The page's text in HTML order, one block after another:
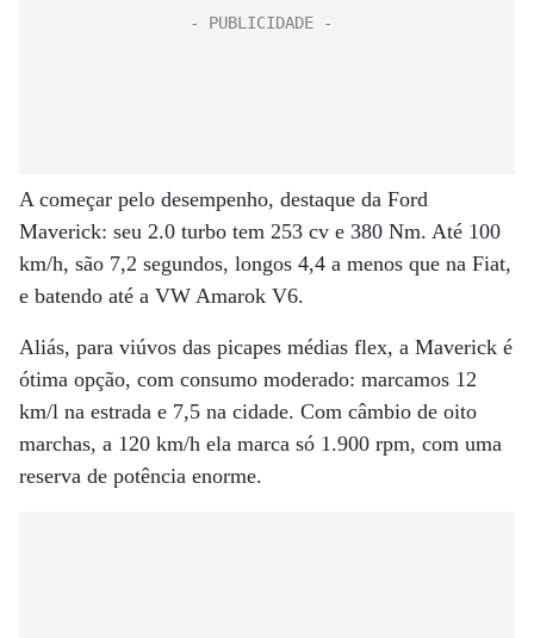
A começar pelo desempenho, destaque da Ford
Maverick: seu 2.0 turbo tem 253 cv e 380 Nm. Até 100
km/h, são 7,2 segundos, longos 4,4 a menos que na Fiat,
e batendo até a VW Amarok V6.
Aliás, para viúvos das picapes médias flex, a Maverick é
ótima opção, com consumo moderado: marcamos 12
km/l na estrada e 7,5 na cidade. Com câmbio de oito
marchas, a 120 km/h ela marca só 1.900 rpm, com uma
reserva de potência enorme.